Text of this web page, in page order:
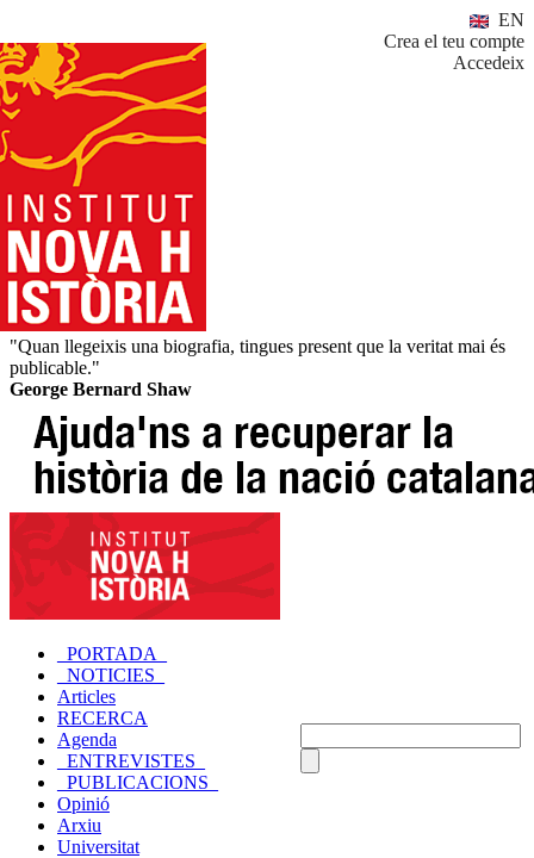
EN
Crea el teu compte
Accedeix
"Quan llegeixis una biografia, tingues present que la veritat mai és
publicable."
George Bernard Shaw
_PORTADA_
_NOTICIES_
Articles
RECERCA
Agenda
_ENTREVISTES_
_PUBLICACIONS_
Opinió
Arxiu
Universitat